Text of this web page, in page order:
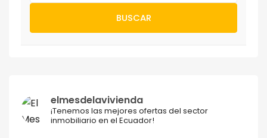
BUSCAR
elmesdelavivienda
¡Tenemos las mejores ofertas del sector
inmobiliario en el Ecuador!